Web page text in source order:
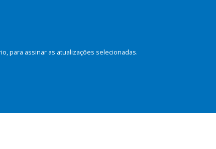
para assinar as atualizações selecionadas.